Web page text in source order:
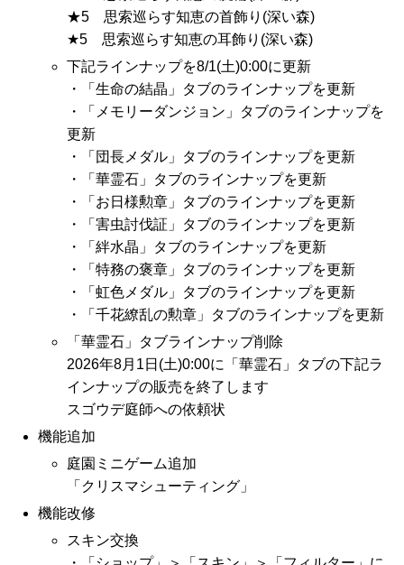
★5 思索巡らす知恵の首飾り(深い森)
★5 思索巡らす知恵の耳飾り(深い森)
下記ラインナップを8/1(土)0:00に更新
・「生命の結晶」タブのラインナップを更新
・「メモリーダンジョン」タブのラインナップを
更新
・「団長メダル」タブのラインナップを更新
・「華霊石」タブのラインナップを更新
・「お日様勲章」タブのラインナップを更新
・「害虫討伐証」タブのラインナップを更新
・「絆水晶」タブのラインナップを更新
・「特務の褒章」タブのラインナップを更新
・「虹色メダル」タブのラインナップを更新
・「千花繚乱の勲章」タブのラインナップを更新
「華霊石」タブラインナップ削除
2026年8月1日(土)0:00に「華霊石」タブの下記ラ
インナップの販売を終了します
スゴウデ庭師への依頼状
機能追加
庭園ミニゲーム追加
「クリスマシューティング」
機能改修
スキン交換